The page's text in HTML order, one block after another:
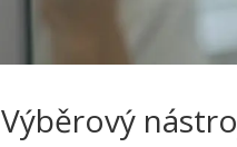
Výběrový